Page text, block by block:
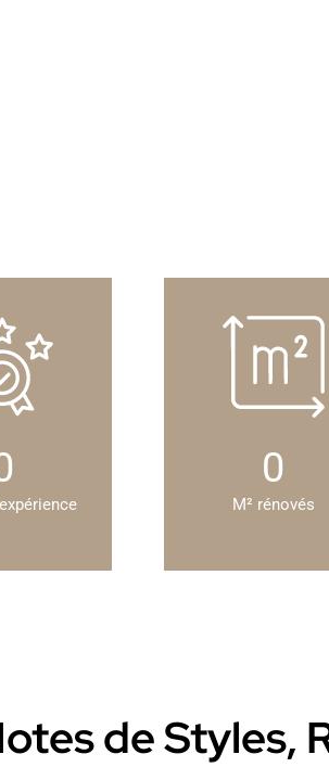
0
M² rénovés
de Styles,